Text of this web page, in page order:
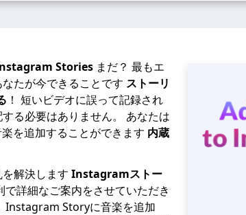
Stories まだ？ 最もエ
たが今できることです ストーリ
！ 短いビデオに誤って記録され
る必要はありません。 あなたは
を追加することができます 内蔵
解決します Instagramストー
で詳細なご案内をさせていただき
Instagram Storyに音楽を追加